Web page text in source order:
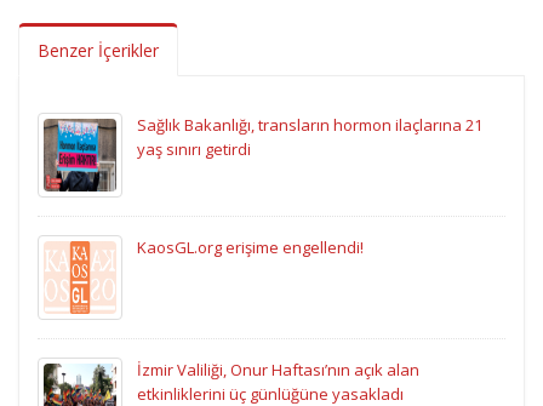
Benzer İçerikler
Sağlık Bakanlığı, transların hormon ilaçlarına 21
yaş sınırı getirdi
KaosGL.org erişime engellendi!
İzmir Valiliği, Onur Haftası’nın açık alan
etkinliklerini üç günlüğüne yasakladı